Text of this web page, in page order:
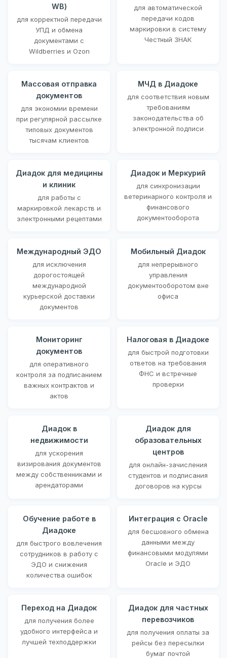
WB)
для корректной передачи
УПД и обмена
документами с
Wildberries и Ozon
для автоматической
передачи кодов
маркировки в систему
Честный ЗНАК
Массовая отправка
документов
для экономии времени
при регулярной рассылке
типовых документов
тысячам клиентов
МЧД в Диадоке
для соответствия новым
требованиям
законодательства об
электронной подписи
Диадок для медицины
и клиник
для работы с
маркировкой лекарств и
электронными рецептами
Диадок и Меркурий
для синхронизации
ветеринарного контроля и
финансового
документооборота
Международный ЭДО
для исключения
дорогостоящей
международной
курьерской доставки
документов
Мобильный Диадок
для непрерывного
управления
документооборотом вне
офиса
Мониторинг
документов
для оперативного
контроля за подписанием
важных контрактов и
актов
Налоговая в Диадоке
для быстрой подготовки
ответов на требования
ФНС и встречные
проверки
Диадок в
недвижимости
для ускорения
визирования документов
между собственниками и
арендаторами
Диадок для
образовательных
центров
для онлайн-зачисления
студентов и подписания
договоров на курсы
Обучение работе в
Диадоке
для быстрого вовлечения
сотрудников в работу с
ЭДО и снижения
количества ошибок
Интеграция с Oracle
для бесшовного обмена
данными между
финансовыми модулями
Oracle и ЭДО
Переход на Диадок
для получения более
удобного интерфейса и
лучшей техподдержки
Диадок для частных
перевозчиков
для получения оплаты за
рейсы без пересылки
бумаг почтой